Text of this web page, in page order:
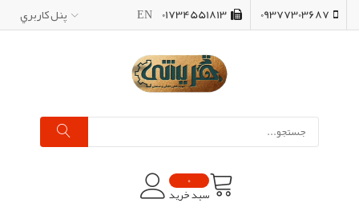
09377303687
01734551813
EN پنل کاربري
0
سبد خرید